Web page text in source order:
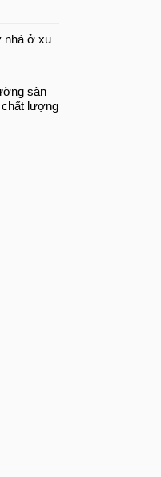
nhà ở xu
sàn
chất lượng